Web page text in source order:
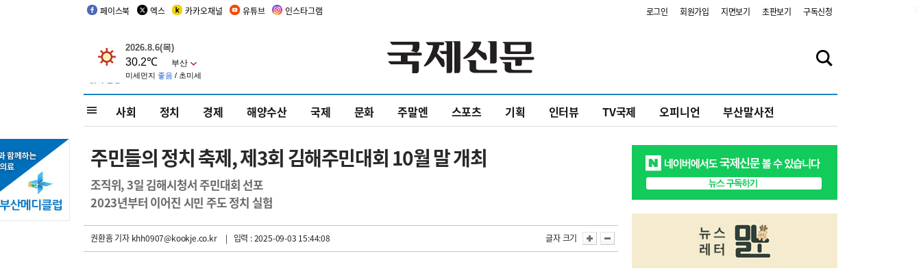
페이스북 엑스 카카오채널 유튜브 인스타그램 로그인 회원가입 지면보기 초판보기 구독신청
사회 정치 경제 해양수산 국제 문화 주말엔 스포츠 기획 인터뷰 TV국제 오피니언 부산말사전
주민들의 정치 축제, 제3회 김해주민대회 10월 말 개최
조직위, 3일 김해시청서 주민대회 선포
2023년부터 이어진 시민 주도 정치 실험
권환흠 기자khh0907@kookje.co.kr | 입력 : 2025-09-03 15:44:08 글자 크기